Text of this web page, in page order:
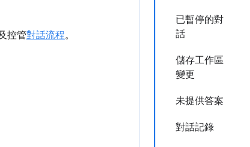
已暫停的對
話
儲存工作區
變更
未提供答案
對話記錄
控管對話流程。